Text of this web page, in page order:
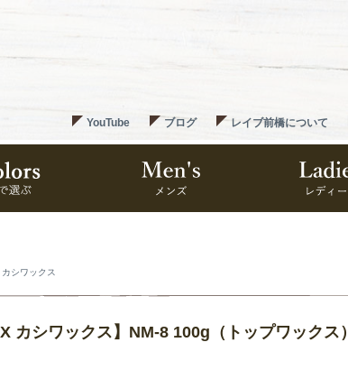
YouTube ブログ レイブ前橋について
シワックス
カシワックス】NM-8 100g（トップワックス）